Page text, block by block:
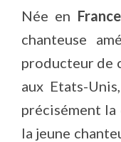
Née en France
chanteuse
producteur de
aux Etats-
précisément
la jeune